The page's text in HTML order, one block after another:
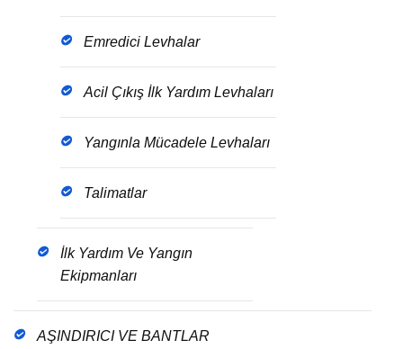
Emredici Levhalar
Acil Çıkış İlk Yardım Levhaları
Yangınla Mücadele Levhaları
Talimatlar
İlk Yardım Ve Yangın
Ekipmanları
AŞINDIRICI VE BANTLAR